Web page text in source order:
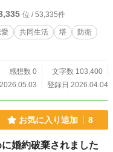
。アフェレシの収納魔法は、暮
が夏の終わり、王都から使者が
記録を理由に呼び戻そうとす
っていた。 強大な一
の甘さ、湯気の立つ茶、誰かの
位 / 53,335件
愛 共同生活 塔
防衛
感想数 0
文字数 103,400
登録日 2026.04.04
お気に入り追加 8
婚約破棄されました